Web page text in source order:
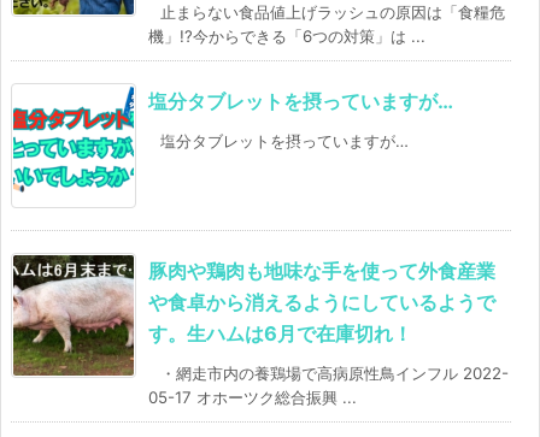
止まらない食品値上げラッシュの原因は「食糧危
機」!?今からできる「6つの対策」は ...
塩分タブレットを摂っていますが…
塩分タブレットを摂っていますが…
豚肉や鶏肉も地味な手を使って外食産業
や食卓から消えるようにしているようで
す。生ハムは6月で在庫切れ！
・網走市内の養鶏場で高病原性鳥インフル 2022-
05-17 オホーツク総合振興 ...